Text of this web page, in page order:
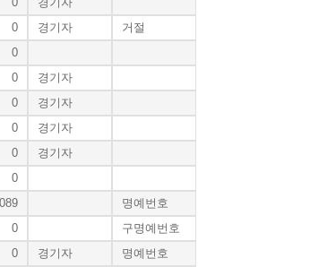
0 경기자
거절
0
0
경기자
0
경기자
0
경기자
0
경기자
0
명예번호
0
구명예번호
0 경기자
명예번호